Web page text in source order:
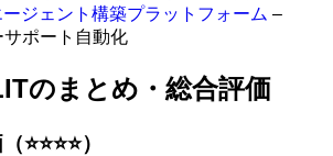
ジェント構築プラットフォーム –
サポート自動化
のまとめ・総合評価
）